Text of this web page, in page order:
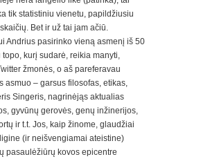
tik statistiniu vienetu, papildžiusiu
Bet ir už tai jam ačiū.
Andrius pasirinko vieną asmenį iš 50
kurį sudarė, reikia manyti,
žmonės, o aš pareferavau
asmuo – garsus filosofas, etikas,
Singeris, nagrinėjąs aktualias
gyvūnų gerovės, genų inžinerijos,
ir t.t. Jos, kaip žinome, glaudžiai
(ir neišvengiamai ateistine)
pasaulėžiūrų kovos epicentre